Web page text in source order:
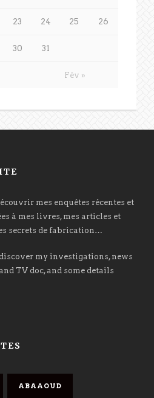
Fév »
23 24 25 26
30 31
mes enquêtes récentes et
à mes livres, mes articles et
secrets de fabrication…
my investigations, news
TV doc, and some details
ABAAOUD